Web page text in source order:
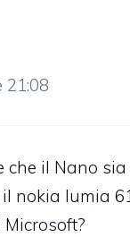
21:08
che il Nano
nokia lumia